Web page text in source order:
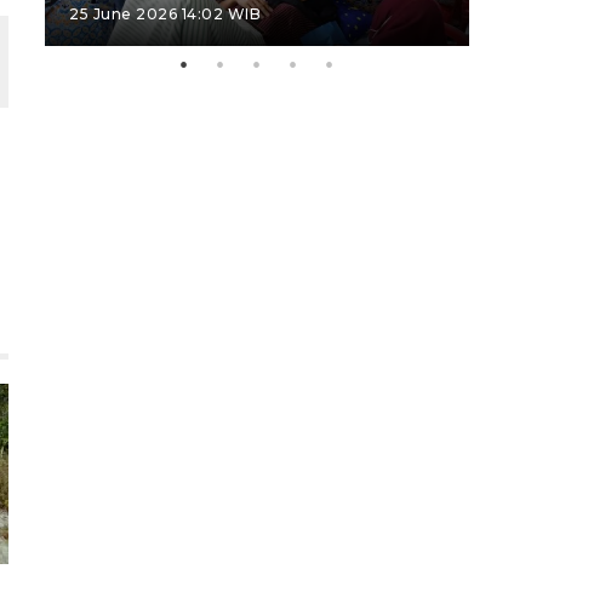
25 June 2026 14:02 WIB